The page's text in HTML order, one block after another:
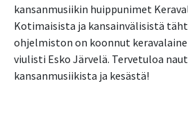
kansanmusiikin huippunimet
Kotimaisista ja kansainvälisistä
ohjelmiston on koonnut
viulisti Esko Järvelä. Tervetuloa
kansanmusiikista ja kesästä!